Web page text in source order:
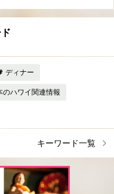
ディナー
のハワイ関連情報
キーワード一覧